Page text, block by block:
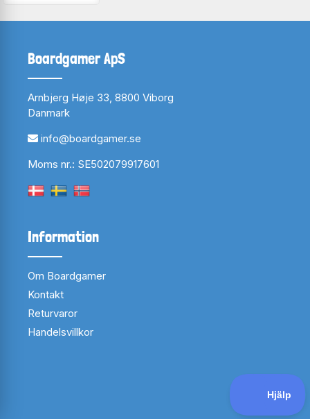
Boardgamer ApS
Arnbjerg Høje 33, 8800 Viborg
Danmark
info@boardgamer.se
Moms nr.: SE502079917601
Information
Om Boardgamer
Kontakt
Returvaror
Handelsvillkor